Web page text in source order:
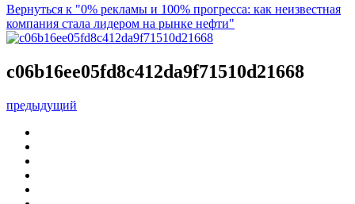
Вернуться к "0% рекламы и 100% прогресса: как неизвестная
компания стала лидером на рынке нефти"
c06b16ee05fd8c412da9f71510d21668
предыдущий